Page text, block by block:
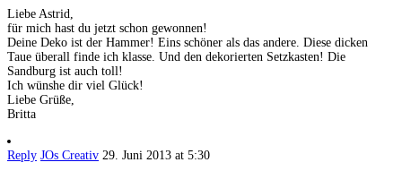
Liebe Astrid,
für mich hast du jetzt schon gewonnen!
Deine Deko ist der Hammer! Eins schöner als das andere. Diese dicken
Taue überall finde ich klasse. Und den dekorierten Setzkasten! Die
Sandburg ist auch toll!
Ich wünshe dir viel Glück!
Liebe Grüße,
Britta
Reply JOs Creativ 29. Juni 2013 at 5:30